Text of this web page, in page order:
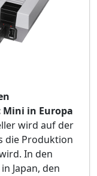
Mini in Europa
wird auf der
die Produktion
In den
Japan, den